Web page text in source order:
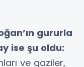
gururla
ise şu oldu:
ve gaziler,